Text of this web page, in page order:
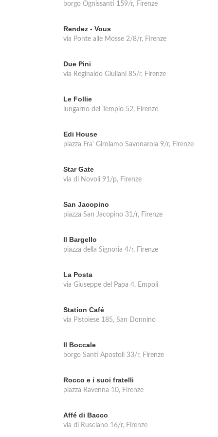
borgo Ognissanti 159/r, Firenze
Rendez - Vous
via Ponte alle Mosse 2/8/r, Firenze
Due Pini
via Reginaldo Giuliani 85/r, Firenze
Le Follie
lungarno del Tempio 52, Firenze
Edi House
piazza Fra' Girolamo Savonarola 9/r, Firenze
Star Gate
via di Novoli 91/p, Firenze
San Jacopino
piazza San Jacopino 31/r, Firenze
Il Bargello
piazza della Signoria 4/r, Firenze
La Posta
via Giuseppe del Papa 4, Empoli
Station Café
via Pistoiese 185, San Donnino
Il Boccale
borgo Santi Apostoli 33/r, Firenze
Rocco e i suoi fratelli
piazza Ravenna 10, Firenze
Affé di Bacco
via di Rusciano 16/r, Firenze